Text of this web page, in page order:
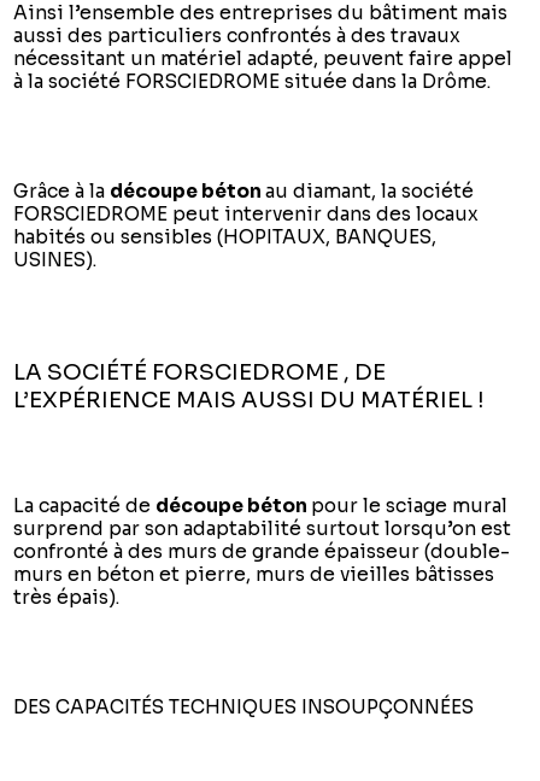
Ainsi l’ensemble des entreprises du bâtiment mais
aussi des particuliers confrontés à des travaux
nécessitant un matériel adapté, peuvent faire appel
à la société FORSCIEDROME située dans la Drôme.
Grâce à la découpe bétonau diamant, la société
FORSCIEDROME peut intervenir dans des locaux
habités ou sensibles (HOPITAUX, BANQUES,
USINES).
LA SOCIÉTÉ FORSCIEDROME , DE
L’EXPÉRIENCE MAIS AUSSI DU MATÉRIEL !
La capacité de découpe béton pour le sciage mural
surprend par son adaptabilité surtout lorsqu’on est
confronté à des murs de grande épaisseur (double-
murs en béton et pierre, murs de vieilles bâtisses
très épais).
DES CAPACITÉS TECHNIQUES INSOUPÇONNÉES